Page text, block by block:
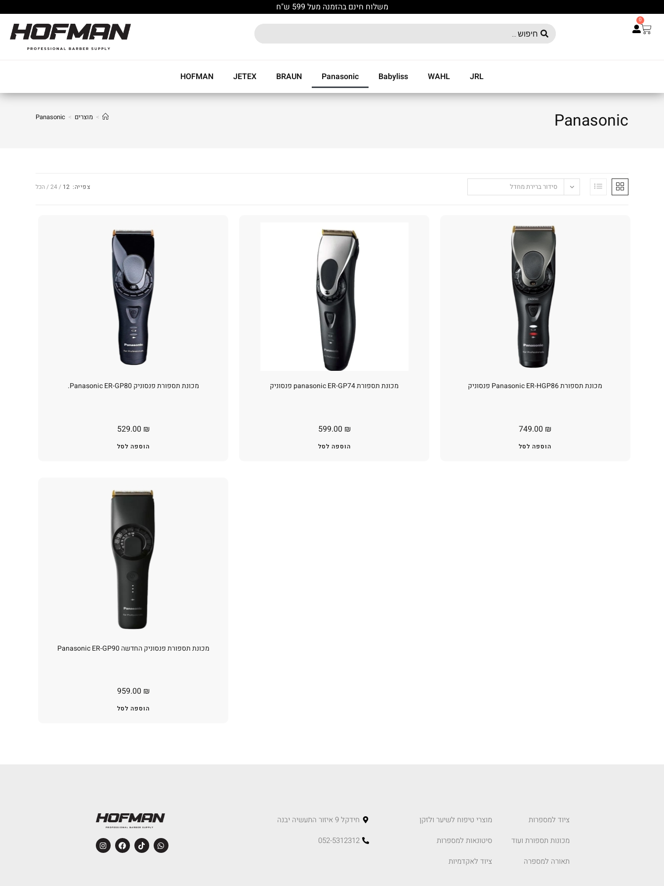
משלוח חינם בהזמנה מעל 599 ש"ח
0
JRL
WAHL
Babyliss
Panasonic
BRAUN
JETEX
HOFMAN
Panasonic
> מוצרים >
Panasonic
סידור ברירת מחדל צפייה: 12
24 הכל
מכונת תספורת פנסוניק Panasonic ER-GP80.
529.00 ₪
הוספה לסל
מכונת תספורת panasonic ER-GP74 פנסוניק
599.00 ₪
הוספה לסל
מכונת תספורת Panasonic ER-HGP86 פנסוניק
749.00 ₪
הוספה לסל
מכונת תספורת פנסוניק החדשה Panasonic ER-GP90
959.00 ₪
הוספה לסל
ציוד למספרות
מכונות תספורת ועוד
תאורה למספרה
מוצרי טיפוח לשיער ולזקן
סיטונאות למספרות
ציוד לאקדמיות
חידקל 9 איזור התעשיה יבנה
052-5312312